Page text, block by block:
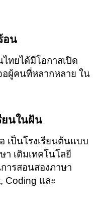
อน
ทยได้มีโอกาสเปิด
อผู้คนที่หลากหลาย ใน
ยนในฝัน
เป็นโรงเรียนต้นแบบ
า เติมเทคโนโลยี
ารสอนสองภาษา
Coding และ